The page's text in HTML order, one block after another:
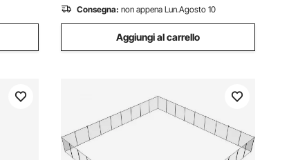
Consegna: non appena Lun.Agosto 10
Aggiungi al carrello